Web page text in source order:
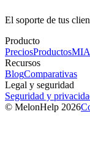
El soporte de tus
Producto
PreciosProductosMIA
Recursos
BlogComparativas
Legal y seguridad
Seguridad y
© MelonHelp 2026